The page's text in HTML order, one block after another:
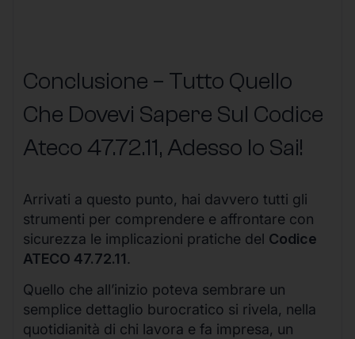
Conclusione – Tutto Quello
Che Dovevi Sapere Sul Codice
Ateco 47.72.11, Adesso lo Sai!
Arrivati a questo punto, hai davvero tutti gli
strumenti per comprendere e affrontare con
sicurezza le implicazioni pratiche del Codice
ATECO 47.72.11.
Quello che all’inizio poteva sembrare un
semplice dettaglio burocratico si rivela, nella
quotidianità di chi lavora e fa impresa, un